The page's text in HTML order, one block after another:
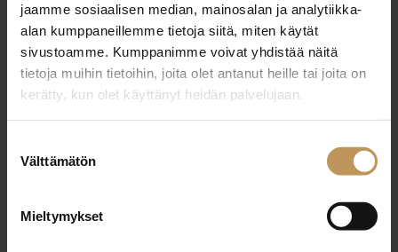
jaamme sosiaalisen median, mainosalan ja analytiikka-
alan kumppaneillemme tietoja siitä, miten käytät
sivustoamme. Kumppanimme voivat yhdistää näitä
tietoja muihin tietoihin, joita olet antanut heille tai joita on
kerätty, kun olet käyttänyt heidän palvelujaan.
valinta
Välttämätön
Mieltymykset
29.2.2024
Lue artikkeli